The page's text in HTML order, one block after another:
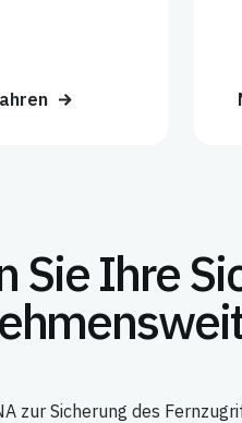
Sie Ihre
zur Sicherung des